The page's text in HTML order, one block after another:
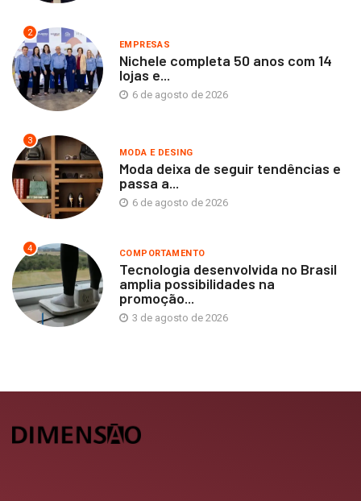
2
EMPRESAS
Nichele completa 50 anos com 14
lojas e...
6 de agosto de 2026
3
MODA E DESING
Moda deixa de seguir tendências e
passa a...
6 de agosto de 2026
4 COMPORTAMENTO
Tecnologia desenvolvida no Brasil
amplia possibilidades na
promoção...
3 de agosto de 2026